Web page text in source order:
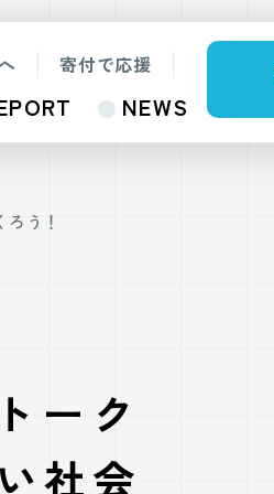
寄付で応援
NEWS
う！
ーク
社会